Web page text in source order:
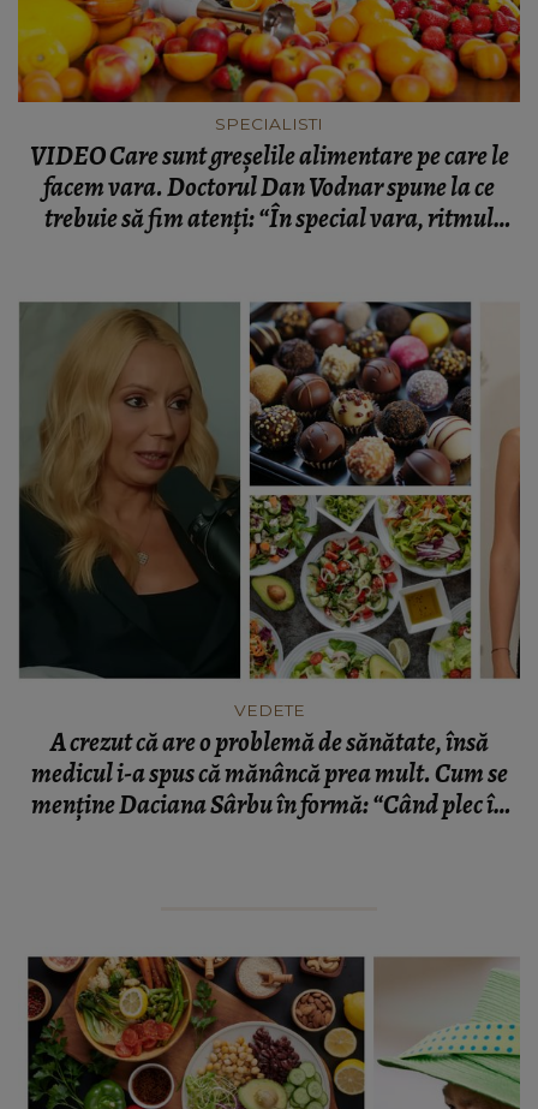
SPECIALISTI
VIDEO Care sunt greșelile alimentare pe care le
facem vara. Doctorul Dan Vodnar spune la ce
trebuie să fim atenți: “În special vara, ritmul
VEDETE
A crezut că are o problemă de sănătate, însă
medicul i-a spus că mănâncă prea mult. Cum se
menține Daciana Sârbu în formă: “Când plec în